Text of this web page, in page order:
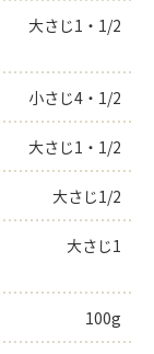
大さじ1・1/2
小さじ4・1/2
大さじ1・1/2
大さじ1/2
大さじ1
100g